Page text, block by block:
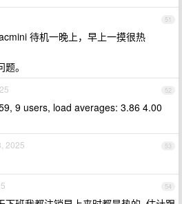
51
待机一晚上，早上一摸很热
。
52
9 users, load averages: 3.86 4.00
53
2025
54